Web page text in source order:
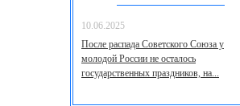
10.06.2025
После распада Советского Союза у
молодой России не осталось
государственных праздников, на...